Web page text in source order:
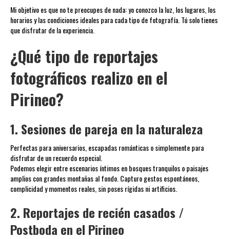
Mi objetivo es que no te preocupes de nada: yo conozco la luz, los lugares, los
horarios y las condiciones ideales para cada tipo de fotografía. Tú solo tienes
que disfrutar de la experiencia.
¿Qué tipo de reportajes
fotográficos realizo en el
Pirineo?
1. Sesiones de pareja en la naturaleza
Perfectas para aniversarios, escapadas románticas o simplemente para
disfrutar de un recuerdo especial.
Podemos elegir entre escenarios íntimos en bosques tranquilos o paisajes
amplios con grandes montañas al fondo. Capturo gestos espontáneos,
complicidad y momentos reales, sin poses rígidas ni artificios.
2. Reportajes de recién casados /
Postboda en el Pirineo